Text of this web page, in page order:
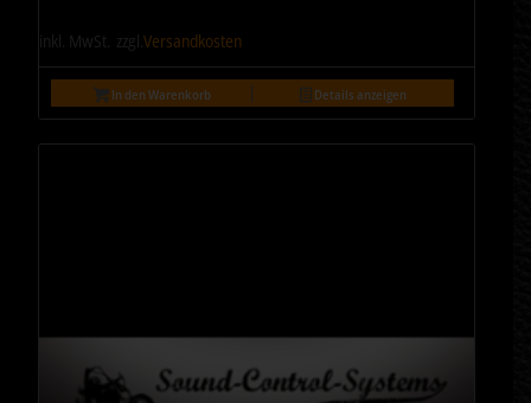
inkl. MwSt. zzgl.Versandkosten
In den Warenkorb Details anzeigen